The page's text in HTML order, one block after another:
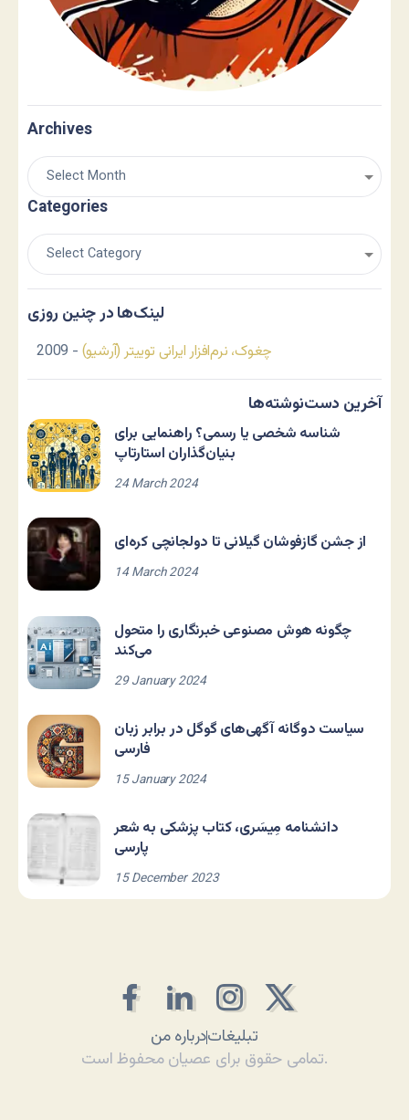
Archives
Categories
لینک‌ها در چنین روزی
چغوک، نرم‌افزار ایرانی توییتر (آرشیو) - 2009
آخرین دست‌نوشته‌ها
شناسه شخصی یا رسمی؟ راهنمایی برای
بنیان‌گذاران استارتاپ
24 March 2024
از جشن گازفوشان گیلانی تا دولجانچی کره‌ای
14 March 2024
چگونه هوش مصنوعی خبرنگاری را متحول
می‌کند
29 January 2024
سیاست دوگانه آگهی‌های گوگل در برابر زبان
فارسی
15 January 2024
دانشنامه مِیسَری، کتاب پزشکی به شعر
پارسی
15 December 2023
درباره منتبلیغات
تمامی حقوق برای عصیان محفوظ است.